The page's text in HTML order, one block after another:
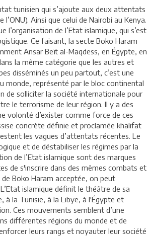
tunisien qui s’ajoute aux deux attentats
Ainsi que celui de Nairobi au Kenya.
de l’Etat islamique, qui s’est
Ce faisant, la secte Boko Haram
Ansar Beït al-Maqdess, en Égypte, en
la même catégorie que les autres et
disséminés un peu partout, c’est une
monde, représenté par le bloc continental
de solliciter la société internationale pour
le terrorisme de leur région. Il y a des
volonté d’exister comme force de ces
concrète définie et proclamée khalifat
les vagues d’attentats récentes. Le
et de déstabiliser les régimes par la
de l’Etat islamique sont des marques
de s'inscrire dans des mêmes combats et
de Boko Haram acceptée, on peut
islamique définit le théâtre de sa
à la Tunisie, à la Libye, à l'Égypte et
Ces mouvements semblent d’une
différentes régions du monde et de
leurs rangs et noyauter leur société